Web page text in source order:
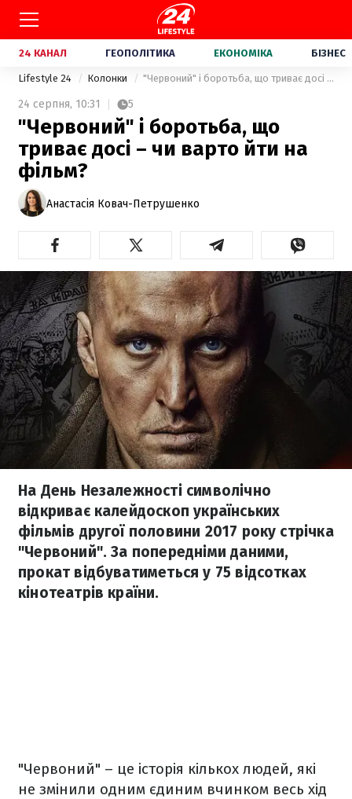
24 КАНАЛ ГЕОПОЛІТИКА ЕКОНОМІКА БІЗНЕС
Lifestyle 24 Колонки "Червоний" і боротьба, що триває досі – чи варто йти на фільм?
24 серпня, 10:31 5
"Червоний" і боротьба, що
триває досі – чи варто йти на
фільм?
Анастасія Ковач-Петрушенко
На День Незалежності символічно
відкриває калейдоскоп українських
фільмів другої половини 2017 року стрічка
"Червоний". За попередніми даними,
прокат відбуватиметься у 75 відсотках
кінотеатрів країни.
"Червоний" – це історія кількох людей, які
не змінили одним єдиним вчинком весь хід